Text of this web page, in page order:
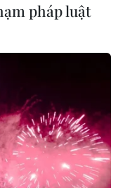
pháp luật